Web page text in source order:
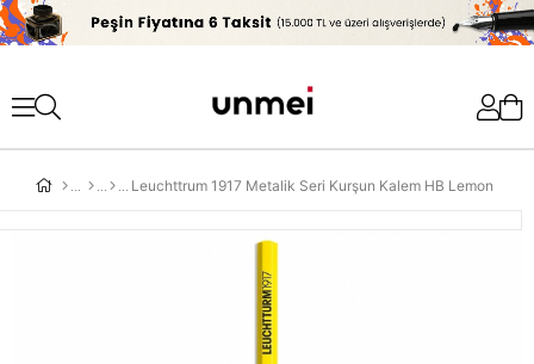
'
Leuchttrum 1917 Metalik Seri Kurşun Kalem HB Lemon